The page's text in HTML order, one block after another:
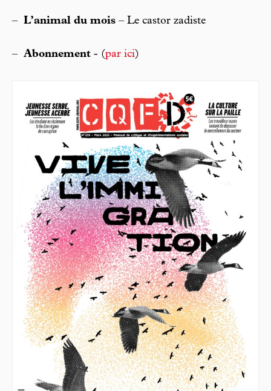
– L’animal du mois – Le castor zadiste
– Abonnement - (par ici)